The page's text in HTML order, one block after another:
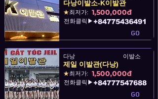
다낭이발소-K이발관
★최저가:
전화클릭▶
1,500,000đ
+84775436491
GO
제일 이발관(다낭)
이발소
다낭
★최저가:
전화클릭▶
1,500,000đ
+84777547688
GO